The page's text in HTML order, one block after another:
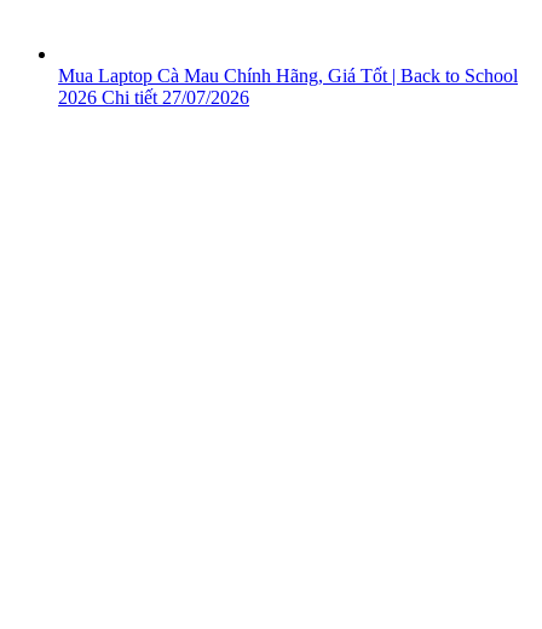
Mua Laptop Cà Mau Chính Hãng, Giá Tốt | Back to School
2026 Chi tiết 27/07/2026